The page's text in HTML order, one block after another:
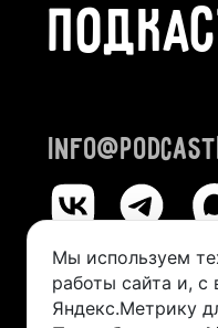
© 2024-2026
ИП Казанцева
Мы используем
работы сайта и, с
Яндекс.Метрику